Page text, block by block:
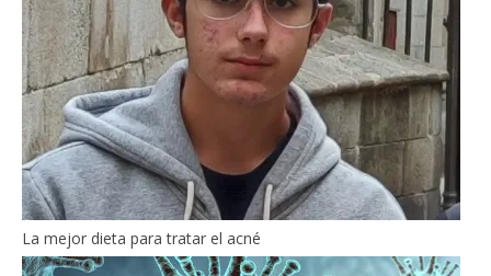
La mejor dieta para tratar el acné